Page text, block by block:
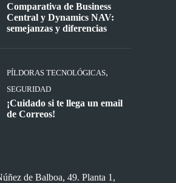
Comparativa de Business
Central y Dynamics NAV:
semejanzas y diferencias
PÍLDORAS TECNOLÓGICAS,
SEGURIDAD
¡Cuidado si te llega un email
de Correos!
de Balboa, 49. Planta 1,